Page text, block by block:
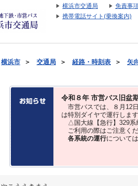
横浜市交通局 免責事
携帯電話サイト(乗換案内)
横浜市 ＞ 交通局 ＞ 経路・時刻表 ＞ 矢
令和８年 市営バス旧盆
市営バスでは、８⽉12
は特別ダイヤで運⾏します
△国大線【急行】329系
ご利用の際はご注意くだ
各系統の運行について